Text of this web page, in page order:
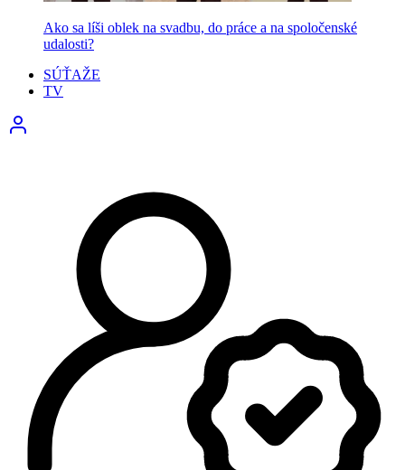
Ako sa líši oblek na svadbu, do práce a na spoločenské
udalosti?
SÚŤAŽE
TV